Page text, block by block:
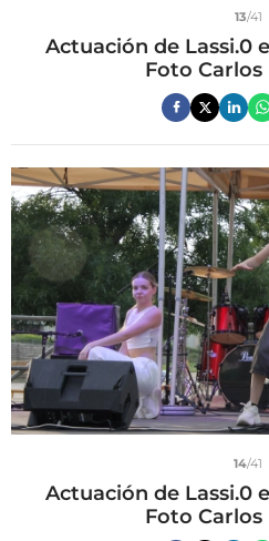
13/41
Actuación de Lassi.0
Foto
14/41
Actuación de Lassi.0
Foto